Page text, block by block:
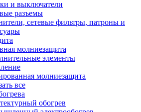
и выключатели
разъемы
сетевые фильтры, патроны и
молниезащита
элементы
молниезащита
все
обогрев